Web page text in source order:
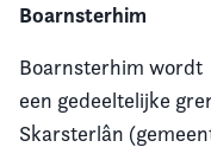
Boarnsterhim
Boarnsterhim wordt
een gedeeltelijke
Skarsterlân